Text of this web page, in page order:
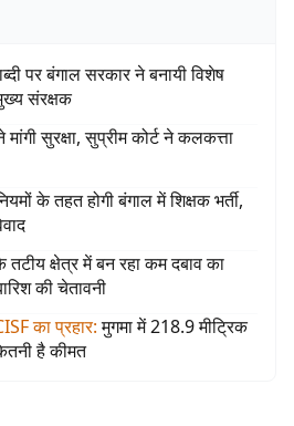
पर बंगाल सरकार ने बनायी विशेष
संरक्षक
सुरक्षा, सुप्रीम कोर्ट ने कलकत्ता
के तहत होगी बंगाल में शिक्षक भर्ती,
तटीय क्षेत्र में बन रहा कम दबाव का
की चेतावनी
का प्रहार: मुगमा में 218.9 मीट्रिक
है कीमत